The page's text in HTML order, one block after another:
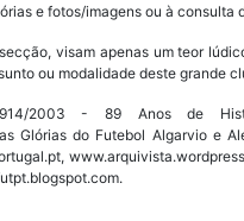
e fotos/imagens ou à consulta
visam apenas um teor
ou modalidade deste grande
2003 - 89 Anos de
Glórias do Futebol Algarvio e